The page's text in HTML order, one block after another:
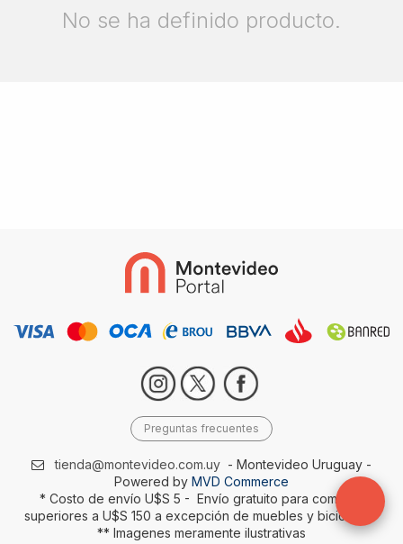
No se ha definido producto.
Preguntas frecuentes
tienda@montevideo.com.uy - Montevideo Uruguay -
Powered by MVD Commerce
* Costo de envío U$S 5 - Envío gratuito para compras
superiores a U$S 150 a excepción de muebles y bicicletas-
** Imagenes meramente ilustrativas